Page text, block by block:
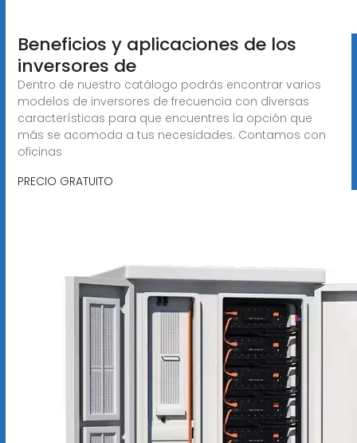
Beneficios y aplicaciones de los
inversores de
Dentro de nuestro catálogo podrás encontrar varios
modelos de inversores de frecuencia con diversas
características para que encuentres la opción que
más se acomoda a tus necesidades. Contamos con
oficinas
PRECIO GRATUITO